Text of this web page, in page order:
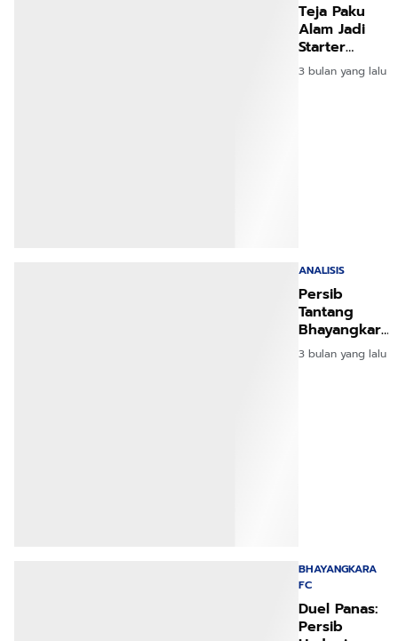
Teja Paku
Alam Jadi
Starter
Lawan
Bhayangkara!
3 bulan yang lalu
ANALISIS
Persib
Tantang
Bhayangkara
Laga Krusial
Penentu
3 bulan yang lalu
BHAYANGKARA
FC
Duel Panas:
Persib